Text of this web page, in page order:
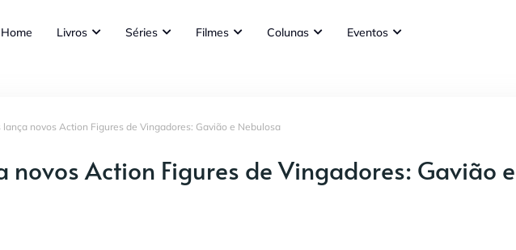
Home Livros Séries Filmes Colunas Eventos
lança novos Action Figures de Vingadores: Gavião e Nebulosa
novos Action Figures de Vingadores: Gavião e